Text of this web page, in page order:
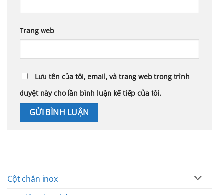
Cột chắn inox
Trang web
Lưu tên của tôi, email, và trang web trong trình
duyệt này cho lần bình luận kế tiếp của tôi.